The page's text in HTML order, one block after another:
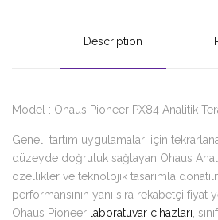
Description
Model : Ohaus Pioneer PX84 Analitik
Genel tartım uygulamaları için
düzeyde doğruluk sağlayan Ohaus
özellikler ve teknolojik tasarımla
performansının yanı sıra rekabetçi
Ohaus Pioneer laboratuvar cihazları ,